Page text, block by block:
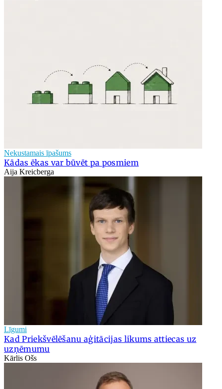
Nekustamais īpašums
Kādas ēkas var būvēt pa posmiem
Aija Kreicberga
Līgumi
Kad Priekšvēlēšanu aģitācijas likums attiecas uz
uzņēmumu
Kārlis Ošs